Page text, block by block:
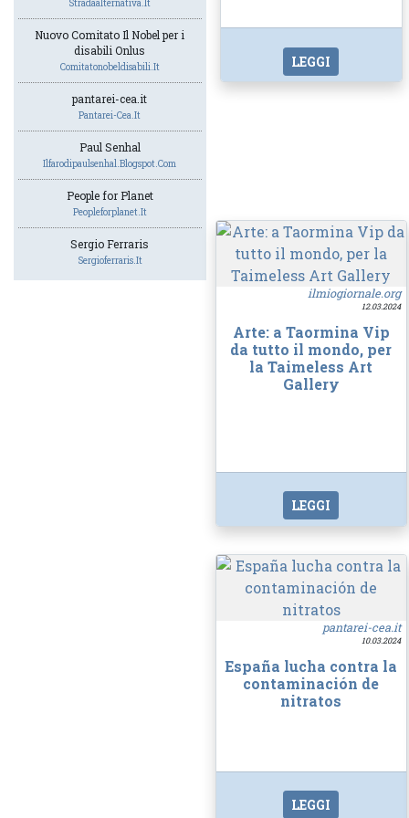
Stradaalternativa.it
Nuovo Comitato Il Nobel per i
disabili Onlus
Comitatonobeldisabili.it
pantarei-cea.it
Pantarei-Cea.it
Paul Senhal
Ilfarodipaulsenhal.blogspot.com
People for Planet
Peopleforplanet.it
Sergio Ferraris
Sergioferraris.it
LEGGI
ilmiogiornale.org
12.03.2024
Arte: a Taormina Vip
da tutto il mondo, per
la Taimeless Art
Gallery
LEGGI
pantarei-cea.it
10.03.2024
España lucha contra la
contaminación de
nitratos
LEGGI